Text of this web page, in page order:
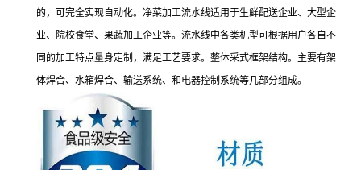
的，可完全实现自动化。净菜加工流水线适用于生鲜配送企业、大型企
业、院校食堂、果蔬加工企业等。流水线中各类机型可根据用户各自不
同的加工特点量身定制，满足工艺要求。整体采式框架结构。主要有架
体焊合、水箱焊合、输送系统、和电器控制系统等几部分组成。